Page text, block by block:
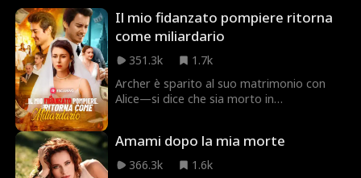
Il mio fidanzato pompiere ritorna
come miliardario
351.3k
1.7k
Archer è sparito al suo matrimonio con
Alice—si dice che sia morto in
cercano di farla sposare con un
pretendente viscido, Philip. Al nuovo
Amami dopo la mia morte
366.3k
1.6k